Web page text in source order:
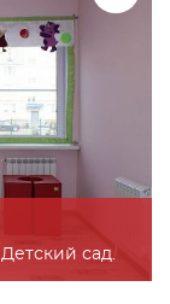
Детский сад.